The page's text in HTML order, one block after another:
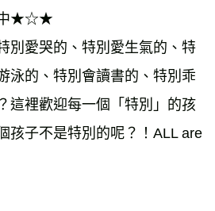
中★☆★
別愛哭的、特別愛生氣的、特
泳的、特別會讀書的、特別乖
這裡歡迎每一個「特別」的孩
孩子不是特別的呢？！ALL are